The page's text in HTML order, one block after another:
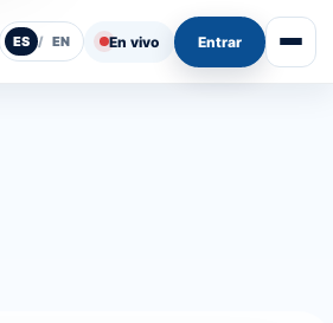
ES / EN En vivo Entrar Abrir